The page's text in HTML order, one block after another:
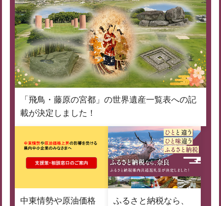
「飛鳥・藤原の宮都」の世界遺産一覧表への記
載が決定しました！
中東情勢や原油価格
ふるさと納税なら、